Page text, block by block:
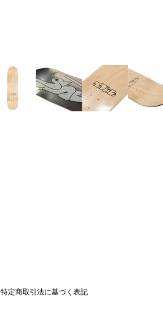
特定商取引法に基づく表記